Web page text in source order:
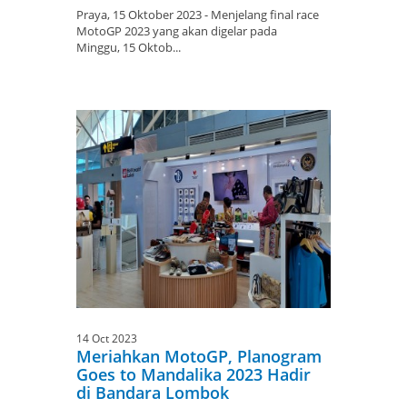
Praya, 15 Oktober 2023 - Menjelang final race
MotoGP 2023 yang akan digelar pada
Minggu, 15 Oktob...
14 Oct 2023
Meriahkan MotoGP, Planogram
Goes to Mandalika 2023 Hadir
di Bandara Lombok